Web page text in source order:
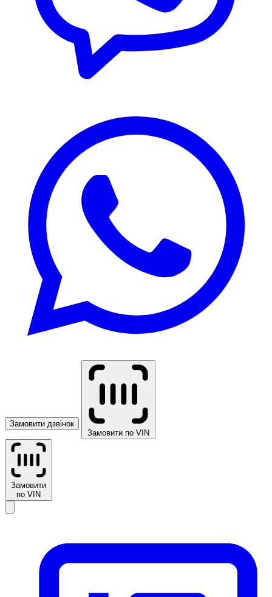
Замовити дзвінок
Замовити по VIN
Замовити
по VIN